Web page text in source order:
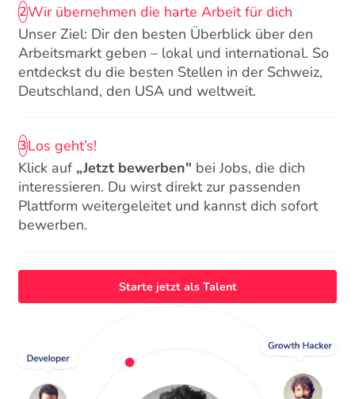
2Wir übernehmen die harte Arbeit für dich
Unser Ziel: Dir den besten Überblick über den
Arbeitsmarkt geben – lokal und international. So
entdeckst du die besten Stellen in der Schweiz,
Deutschland, den USA und weltweit.
3Los geht’s!
Klick auf „Jetzt bewerben" bei Jobs, die dich
interessieren. Du wirst direkt zur passenden
Plattform weitergeleitet und kannst dich sofort
bewerben.
Starte jetzt als Talent